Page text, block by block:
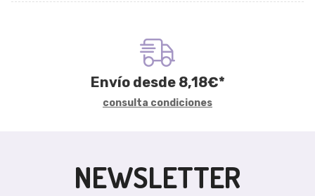
Envío desde 8,18€*
consulta condiciones
NEWSLETTER